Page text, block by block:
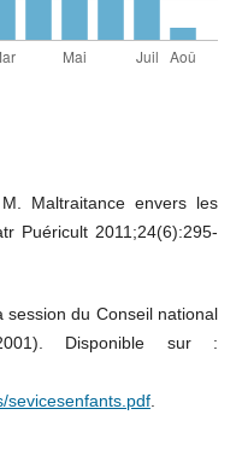
Maltraitance envers les
Puéricult 2011;24(6):295-
session du Conseil national
Disponible sur :
sevicesenfants.pdf.